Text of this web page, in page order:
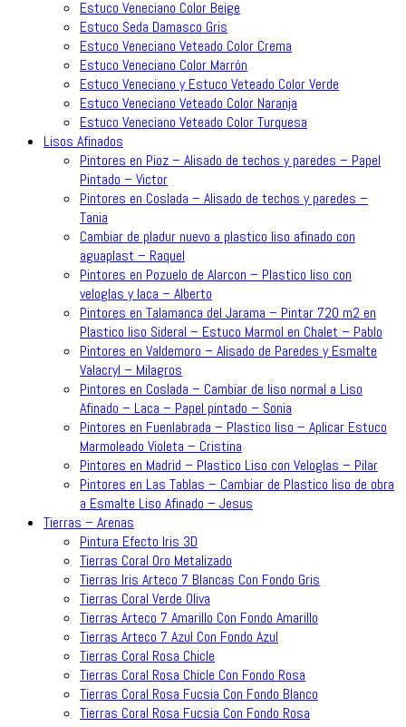
Estuco Veneciano Color Beige
Estuco Seda Damasco Gris
Estuco Veneciano Veteado Color Crema
Estuco Veneciano Color Marrón
Estuco Veneciano y Estuco Veteado Color Verde
Estuco Veneciano Veteado Color Naranja
Estuco Veneciano Veteado Color Turquesa
Lisos Afinados
Pintores en Pioz – Alisado de techos y paredes – Papel
Pintado – Victor
Pintores en Coslada – Alisado de techos y paredes –
Tania
Cambiar de pladur nuevo a plastico liso afinado con
aguaplast – Raquel
Pintores en Pozuelo de Alarcon – Plastico liso con
veloglas y laca – Alberto
Pintores en Talamanca del Jarama – Pintar 720 m2 en
Plastico liso Sideral – Estuco Marmol en Chalet – Pablo
Pintores en Valdemoro – Alisado de Paredes y Esmalte
Valacryl – Milagros
Pintores en Coslada – Cambiar de liso normal a Liso
Afinado – Laca – Papel pintado – Sonia
Pintores en Fuenlabrada – Plastico liso – Aplicar Estuco
Marmoleado Violeta – Cristina
Pintores en Madrid – Plastico Liso con Veloglas – Pilar
Pintores en Las Tablas – Cambiar de Plastico liso de obra
a Esmalte Liso Afinado – Jesus
Tierras – Arenas
Pintura Efecto Iris 3D
Tierras Coral Oro Metalizado
Tierras Iris Arteco 7 Blancas Con Fondo Gris
Tierras Coral Verde Oliva
Tierras Arteco 7 Amarillo Con Fondo Amarillo
Tierras Arteco 7 Azul Con Fondo Azul
Tierras Coral Rosa Chicle
Tierras Coral Rosa Chicle Con Fondo Rosa
Tierras Coral Rosa Fucsia Con Fondo Blanco
Tierras Coral Rosa Fucsia Con Fondo Rosa